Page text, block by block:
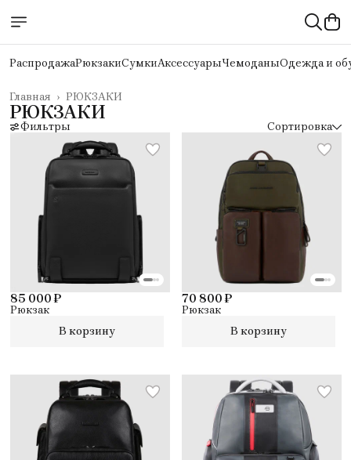
РаспродажаРюкзакиСумкиАксессуарыЧемоданыОдежда и
РЮКЗАКИ
Главная ›
РЮКЗАКИ
Фильтры Сортировка
85 000 ₽
Рюкзак
В корзину
70 800 ₽
Рюкзак
В корзину